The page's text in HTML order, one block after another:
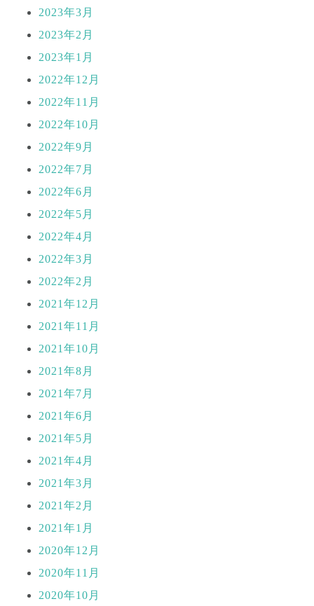
2023年3月
2023年2月
2023年1月
2022年12月
2022年11月
2022年10月
2022年9月
2022年7月
2022年6月
2022年5月
2022年4月
2022年3月
2022年2月
2021年12月
2021年11月
2021年10月
2021年8月
2021年7月
2021年6月
2021年5月
2021年4月
2021年3月
2021年2月
2021年1月
2020年12月
2020年11月
2020年10月